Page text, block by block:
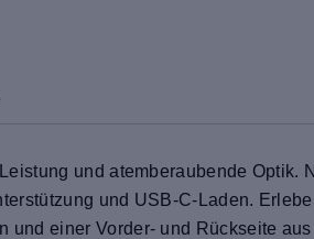
und atemberaubende Optik.
und USB-C-Laden.
und einer Vorder- und Rückseite aus